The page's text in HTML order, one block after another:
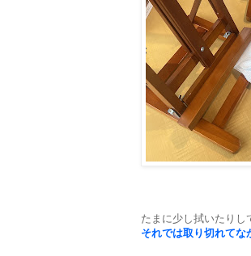
たまに少し拭いたりし
それでは取り切れてな